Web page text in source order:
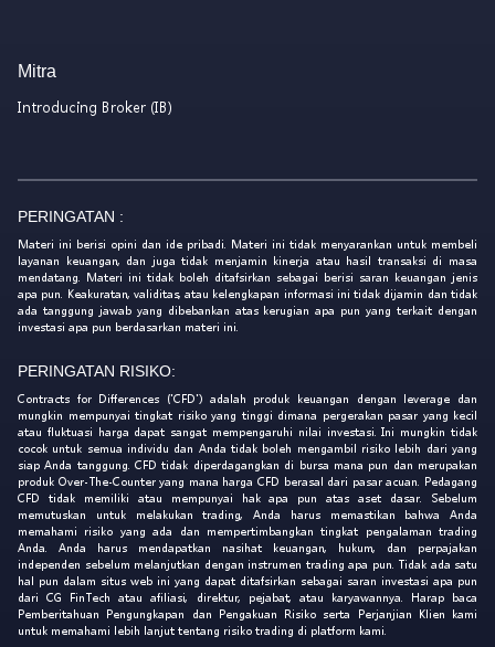
Mitra
Introducing Broker (IB)
PERINGATAN :
Materi ini berisi opini dan ide pribadi. Materi ini tidak menyarankan untuk membeli
layanan keuangan, dan juga tidak menjamin kinerja atau hasil transaksi di masa
mendatang. Materi ini tidak boleh ditafsirkan sebagai berisi saran keuangan jenis
apa pun. Keakuratan, validitas, atau kelengkapan informasi ini tidak dijamin dan tidak
ada tanggung jawab yang dibebankan atas kerugian apa pun yang terkait dengan
investasi apa pun berdasarkan materi ini.
PERINGATAN RISIKO:
Contracts for Differences ('CFD') adalah produk keuangan dengan leverage dan
mungkin mempunyai tingkat risiko yang tinggi dimana pergerakan pasar yang kecil
atau fluktuasi harga dapat sangat mempengaruhi nilai investasi. Ini mungkin tidak
cocok untuk semua individu dan Anda tidak boleh mengambil risiko lebih dari yang
siap Anda tanggung. CFD tidak diperdagangkan di bursa mana pun dan merupakan
produk Over-The-Counter yang mana harga CFD berasal dari pasar acuan. Pedagang
CFD tidak memiliki atau mempunyai hak apa pun atas aset dasar. Sebelum
memutuskan untuk melakukan trading, Anda harus memastikan bahwa Anda
memahami risiko yang ada dan mempertimbangkan tingkat pengalaman trading
Anda. Anda harus mendapatkan nasihat keuangan, hukum, dan perpajakan
independen sebelum melanjutkan dengan instrumen trading apa pun. Tidak ada satu
hal pun dalam situs web ini yang dapat ditafsirkan sebagai saran investasi apa pun
dari CG FinTech atau afiliasi, direktur, pejabat, atau karyawannya. Harap baca
Pemberitahuan Pengungkapan dan Pengakuan Risiko serta Perjanjian Klien kami
untuk memahami lebih lanjut tentang risiko trading di platform kami.